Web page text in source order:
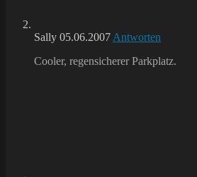
Sally 05.06.2007 Antworten
Cooler, regensicherer Parkplatz.